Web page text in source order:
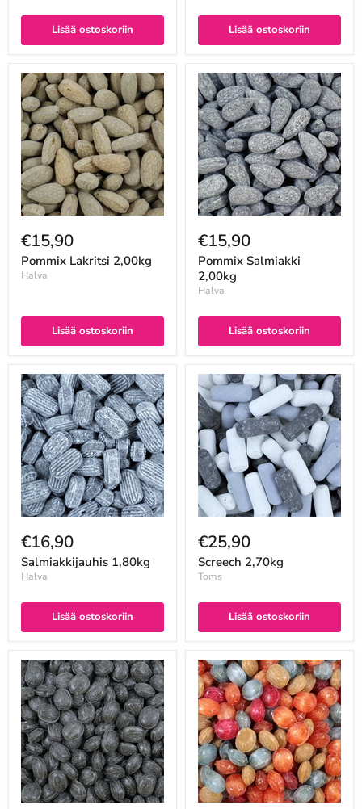
Lisää ostoskoriin Lisää ostoskoriin
€15,90
Pommix Lakritsi 2,00kg
Halva
Lisää ostoskoriin
€15,90
Pommix Salmiakki
2,00kg
Halva
Lisää ostoskoriin
€16,90
Salmiakkijauhis 1,80kg
Halva
Lisää ostoskoriin
€25,90
Screech 2,70kg
Toms
Lisää ostoskoriin